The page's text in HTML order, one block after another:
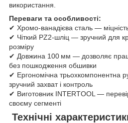
використання.
Переваги та особливості:
✔ Хромо‑ванадієва сталь — міцність
✔ Чіткий PZ2‑шліц — зручний для
розміру
✔ Довжина 100 мм — дозволяє
без пошкодження обшивки
✔ Ергономічна трьохкомпонентна
зручний захват і контроль
✔ Виготовник INTERTOOL —
своєму сегменті
Технічні